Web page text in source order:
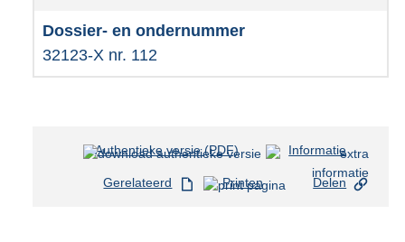
32123-X nr. 112
Authentieke versie (PDF)b
s
Informatie
Gerelateerd Printen Delen